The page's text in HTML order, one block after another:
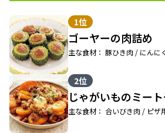
1位
ゴーヤーの肉詰め
主な食材： 豚ひき肉 / にんに
2位
じゃがいものミー
主な食材： 合いびき肉 / ピザ